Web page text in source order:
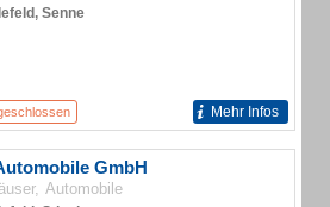
Senne
Mehr Infos
GmbH
Automobile